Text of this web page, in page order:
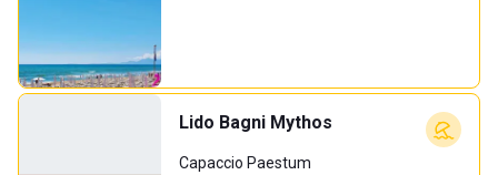
Lido Bagni Mythos
Capaccio Paestum